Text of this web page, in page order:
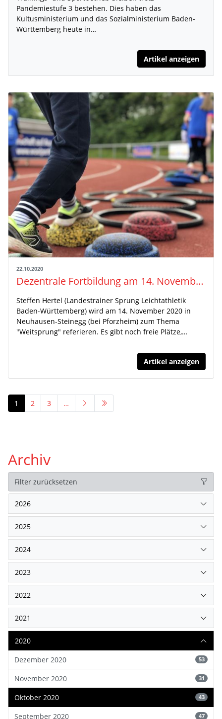
Pandemiestufe 3 bestehen. Dies haben das
Kultusministerium und das Sozialministerium Baden-
Württemberg heute in…
Artikel anzeigen
22.10.2020
Dezentrale Fortbildung am 14. November in Neuhausen-Steinegg (Pforzheim)
Steffen Hertel (Landestrainer Sprung Leichtathletik
Baden-Württemberg) wird am 14. November 2020 in
Neuhausen-Steinegg (bei Pforzheim) zum Thema
"Weitsprung" referieren. Es gibt noch freie Plätze,…
Artikel anzeigen
1 2 3 …
Archiv
Filter zurücksetzen
2026
2025
2024
2023
2022
2021
2020
Dezember 2020
53
November 2020 31
Oktober 2020 43
September 2020 47